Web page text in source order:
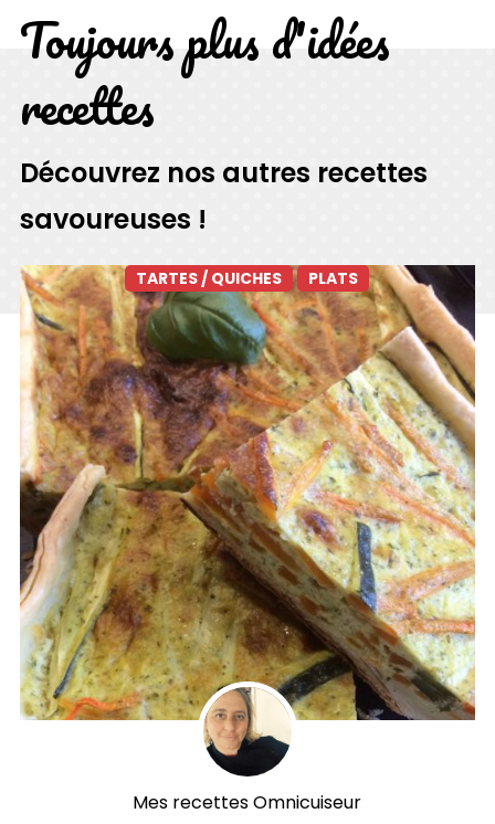
Toujours plus d'idées
recettes
Découvrez nos autres recettes
savoureuses !
Mes recettes Omnicuiseur
TARTES / QUICHES PLATS